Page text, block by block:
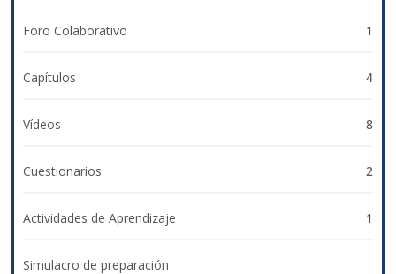
Foro Colaborativo 1
Capítulos 4
Vídeos 8
Cuestionarios 2
Actividades de Aprendizaje 1
Simulacro de preparación